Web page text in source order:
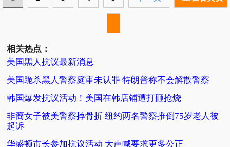
相关热点：
美国黑人抗议最新消息
美国跪杀黑人警察庭审未认罪 特朗普称不会解散警察
韩国爆发抗议活动！美国在韩店铺遭打砸抢烧
非裔女子被美警察摔骨折 纽约两名警察推倒75岁老人被
起诉
华盛顿市长参加抗议活动 大声喊要求更多公正